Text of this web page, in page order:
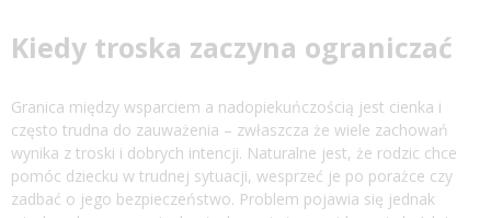
Kiedy troska zaczyna ograniczać
Granica między wsparciem a nadopiekuńczością jest cienka i
często trudna do zauważenia – zwłaszcza że wiele zachowań
wynika z troski i dobrych intencji. Naturalne jest, że rodzic chce
pomóc dziecku w trudnej sytuacji, wesprzeć je po porażce czy
zadbać o jego bezpieczeństwo. Problem pojawia się jednak